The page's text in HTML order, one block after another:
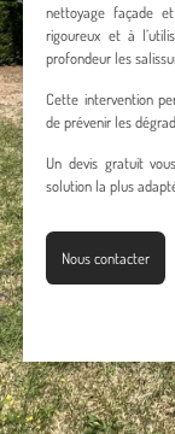
nettoyage façade
rigoureux et à
profondeur les
Cette intervention
de prévenir les
Un devis gratuit
solution la plus
Nous contacter